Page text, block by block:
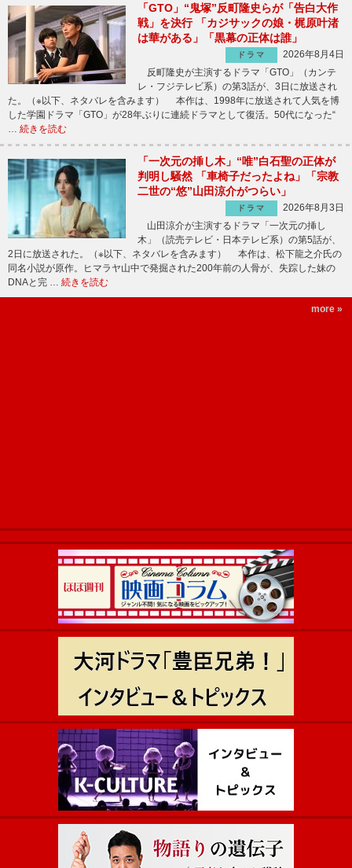
「GTO」“鬼塚”反町隆史らが「告白大作
戦」を決行 「カジサックの娘・梶原叶渚
は華がある」「黒幕の正体は誰」
ドラマ
2026年8月4日
反町隆史が主演するドラマ「GTO」（カンテ
レ・フジテレビ系）の第3話が、3日に放送され
た。（※以下、ネタバレを含みます） 本作は、1998年に放送されて人気を博
した学園ドラマ「GTO」が28年ぶりに連続ドラマとして復活。50代になった“
続きを読む
「一次元の挿し木」“唯”白石聖の正体が
判明し騒然 「車椅子だったよね」「宗教
二世の“悠”山田涼介がつらい」
ドラマ
2026年8月3日
山田涼介が主演するドラマ「一次元の挿し
木」（読売テレビ・日本テレビ系）の第5話が、
2日に放送された。（※以下、ネタバレを含みます） 本作は、松下龍之介氏の
同名小説が原作。ヒマラヤ山中で発掘された200年前の人骨が、失踪した妹の
DNAと完 … 続きを読む
more »